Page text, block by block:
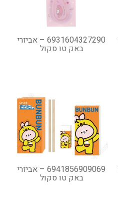
6931604327290 – אביזרי
באק טו סקול
6941856909069 – אביזרי
באק טו סקול